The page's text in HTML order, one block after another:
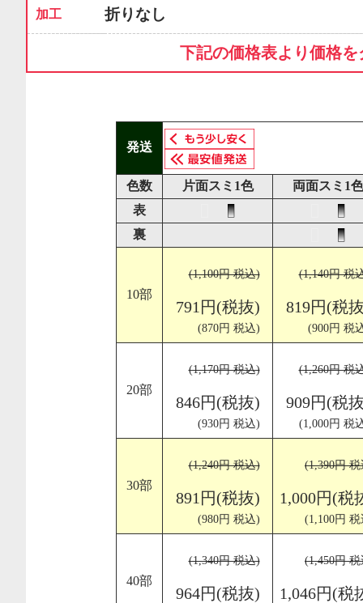
加工 折りなし
下記の価格表より価格
発送
色数 片面スミ1色
両面スミ1色
表
裏
10部
(1,100円 税込)
791円(税抜)
(870円 税込)
(1,140円 税
819円(税
(900円 税
20部
(1,170円 税込)
846円(税抜)
(930円 税込)
(1,260円 税
909円(税
(1,000円 税
30部
(1,240円 税込)
891円(税抜)
(980円 税込)
(1,390円
1,000円(税
(1,100円
40部
(1,340円 税込)
964円(税抜)
(1,450円
1,046円(税